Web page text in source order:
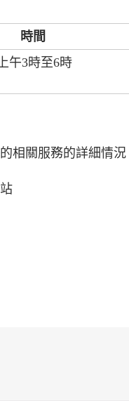
時間
上午3時至6時
相關服務的詳細情況